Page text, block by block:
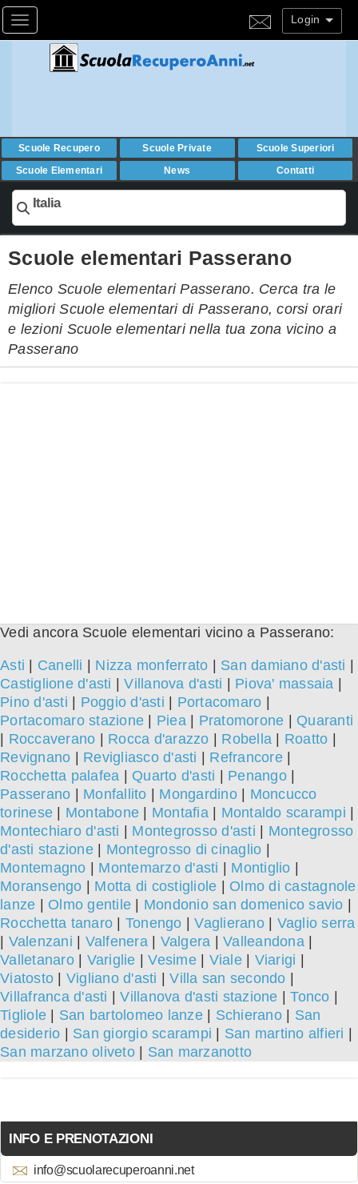
Toggle navigation Login
Scuole Recupero Scuole Private
Scuole Superiori
Scuole Elementari
News Contatti
Italia
Scuole elementari Passerano
Elenco Scuole elementari Passerano. Cerca tra le
migliori Scuole elementari di Passerano, corsi orari
e lezioni Scuole elementari nella tua zona vicino a
Passerano
Vedi ancora Scuole elementari vicino a Passerano:
Asti Canelli Nizza monferrato San damiano d'asti
Castiglione d'asti |Villanova d'asti Piova' massaia
Pino d'asti
Poggio d'asti Portacomaro
Portacomaro stazione
Piea| Pratomorone
Quaranti
Roccaverano Rocca d'arazzo Robella Roatto
Revignano
Revigliasco d'asti Refrancore|
Rocchetta palafea
Quarto d'asti Penango|
Passerano
Monfallito Mongardino| Moncucco
torinese
Montabone Montafia| Montaldo scarampi
Montechiaro d'asti
Montegrosso d'asti
Montegrosso
d'asti stazione| Montegrosso di cinaglio
Montemagno
Montemarzo d'asti Montiglio
Moransengo
Motta di costigliole
Olmo di castagnole
lanze
Olmo gentile Mondonio san domenico savio
Rocchetta tanaro
Tonengo |Vaglierano| Vaglio serra
Valenzani Valfenera| Valgera Valleandona|
Valletanaro| Variglie |Vesime| Viale| Viarigi
Viatosto
Vigliano d'asti |Villa san secondo
Villafranca d'asti |Villanova d'asti stazione |Tonco
Tigliole
San bartolomeo lanze| Schierano| San
desiderio
San giorgio scarampi San martino alfieri
San marzano oliveto| San marzanotto
INFO E PRENOTAZIONI
info@scuolarecuperoanni.net